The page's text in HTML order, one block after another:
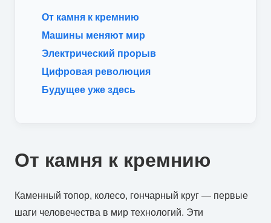
От камня к кремнию
Машины меняют мир
Электрический прорыв
Цифровая революция
Будущее уже здесь
От камня к кремнию
Каменный топор, колесо, гончарный круг — первые
шаги человечества в мир технологий. Эти